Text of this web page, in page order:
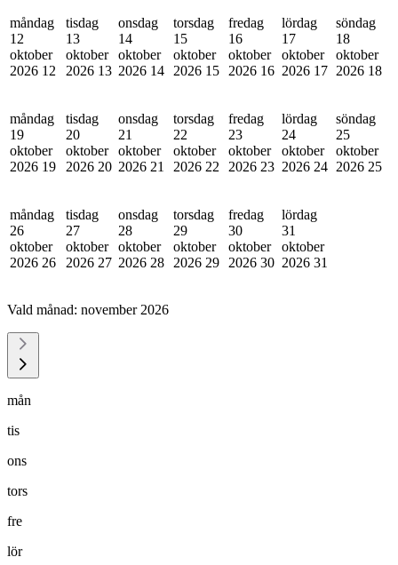
måndag
12
oktober
2026 12
tisdag
13
oktober
2026 13
onsdag
14
oktober
2026 14
torsdag
15
oktober
2026 15
fredag
16
oktober
2026 16
lördag
17
oktober
2026 17
söndag
18
oktober
2026 18
måndag
19
oktober
2026 19
tisdag
20
oktober
2026 20
onsdag
21
oktober
2026 21
torsdag
22
oktober
2026 22
fredag
23
oktober
2026 23
lördag
24
oktober
2026 24
söndag
25
oktober
2026 25
måndag
26
oktober
2026 26
tisdag
27
oktober
2026 27
onsdag
28
oktober
2026 28
torsdag
29
oktober
2026 29
fredag
30
oktober
2026 30
lördag
31
oktober
2026 31
Vald månad: november 2026
mån
tis
ons
tors
fre
lör